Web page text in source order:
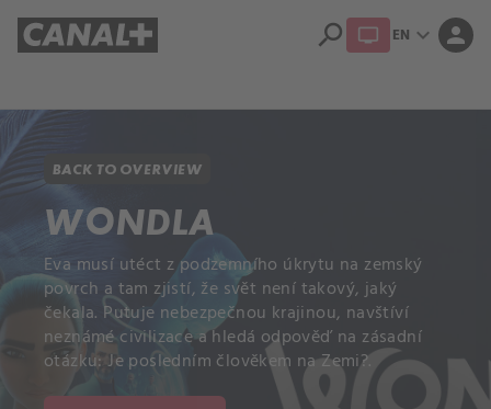
search EN expand_more person
BACK TO OVERVIEW
WONDLA
Eva musí utéct z podzemního úkrytu na zemský
povrch a tam zjistí, že svět není takový, jaký
čekala. Putuje nebezpečnou krajinou, navštíví
neznámé civilizace a hledá odpověď na zásadní
otázku: Je posledním člověkem na Zemi?.